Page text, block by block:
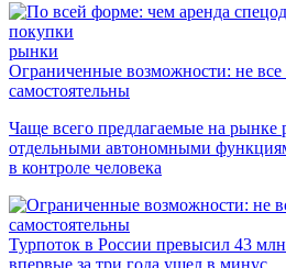
рынки
Ограниченные возможности: не
самостоятельны
Чаще всего предлагаемые на рынке
отдельными автономными
в контроле человека
Турпоток в России превысил 43
впервые за три года ушел в минус